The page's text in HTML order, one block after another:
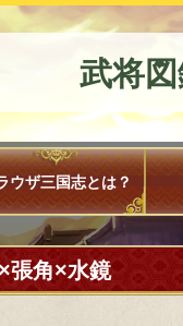
武将
ウザ三国志とは？
張角×水鏡